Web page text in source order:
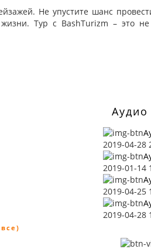
Не упустите шанс
Тур с BashTurizm – это не
2019-04-28
2019-01-14
2019-04-25
2019-04-28